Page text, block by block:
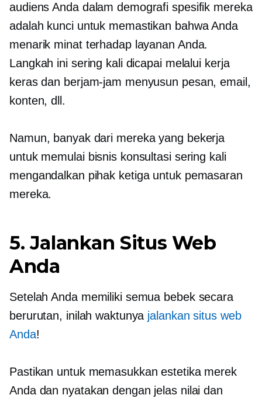
audiens Anda dalam demografi spesifik mereka
adalah kunci untuk memastikan bahwa Anda
menarik minat terhadap layanan Anda.
Langkah ini sering kali dicapai melalui kerja
keras dan berjam-jam menyusun pesan, email,
konten, dll.
Namun, banyak dari mereka yang bekerja
untuk memulai bisnis konsultasi sering kali
mengandalkan pihak ketiga untuk pemasaran
mereka.
5. Jalankan Situs Web
Anda
Setelah Anda memiliki semua bebek secara
berurutan, inilah waktunya jalankan situs web
Anda!
Pastikan untuk memasukkan estetika merek
Anda dan nyatakan dengan jelas nilai dan